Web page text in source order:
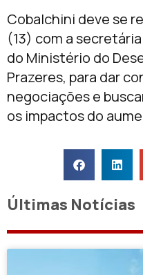
Cobalchini deve se
(13) com a
do Ministério do
Prazeres, para dar
negociações e
os impactos do
Últimas Notícias